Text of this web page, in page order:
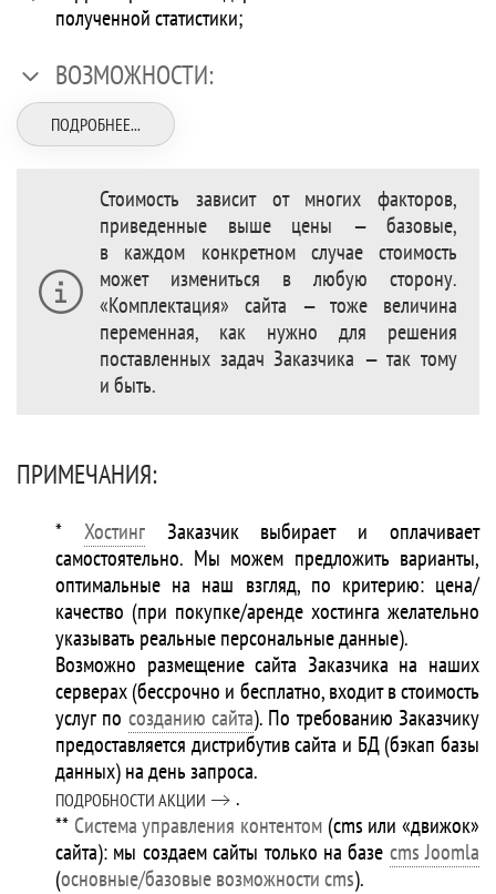
полученной статистики;
ВОЗМОЖНОСТИ:
ПОДРОБНЕЕ...
Стоимость зависит от многих факторов,
приведенные выше цены — базовые,
в каждом конкретном случае стоимость
может измениться в любую сторону.
«Комплектация» сайта — тоже величина
переменная, как нужно для решения
поставленных задач Заказчика — так тому
и быть.
ПРИМЕЧАНИЯ:
* ХостингЗаказчик выбирает и оплачивает
самостоятельно. Мы можем предложить варианты,
оптимальные на наш взгляд, по критерию: цена/
качество (при покупке/аренде хостинга желательно
указывать реальные персональные данные).
Возможно размещение сайта Заказчика на наших
серверах (бессрочно и бесплатно, входит в стоимость
услуг по созданию сайта). По требованию Заказчику
предоставляется дистрибутив сайта и БД (бэкап базы
данных) на день запроса.
ПОДРОБНОСТИ АКЦИИ
.
** Система управления контентом (cms или «движок»
сайта): мы создаем сайты только на базе cms Joomla
(основные/базовые возможности cms).